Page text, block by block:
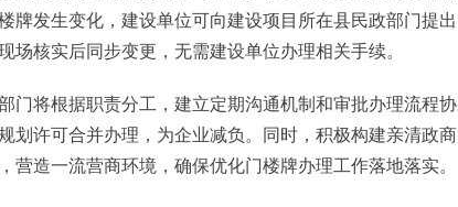
牌发生变化，建设单位可向建设项目所在县民政部门提出
场核实后同步变更，无需建设单位办理相关手续。
将根据职责分工，建立定期沟通机制和审批办理流程协
划许可合并办理，为企业减负。同时，积极构建亲清政商
营造一流营商环境，确保优化门楼牌办理工作落地落实。